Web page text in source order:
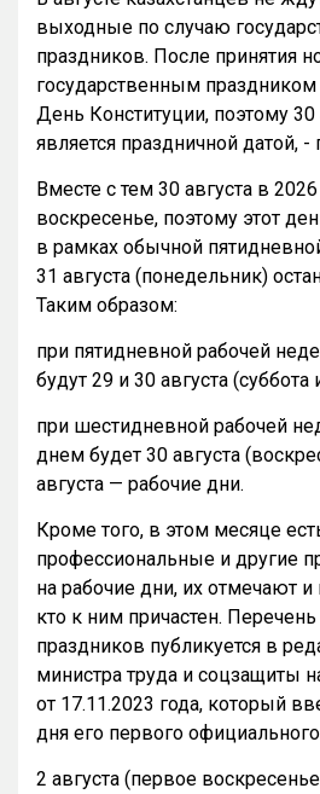
выходные по случаю
праздников. После принятия
государственным праздником
День Конституции, поэтому
является праздничной датой, -
Вместе с тем 30 августа в
воскресенье, поэтому этот
в рамках обычной
31 августа (понедельник)
Таким образом:
при пятидневной рабочей
будут 29 и 30 августа
при шестидневной рабочей
днем будет 30 августа
августа — рабочие дни.
Кроме того, в этом месяце
профессиональные и другие
на рабочие дни, их отмечают и
кто к ним причастен.
праздников публикуется в
министра труда и соцзащиты
от 17.11.2023 года, который
дня его первого
2 августа (первое